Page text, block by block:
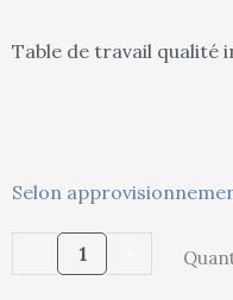
272,00 €.
Table de travail qualité
Selon
quantité